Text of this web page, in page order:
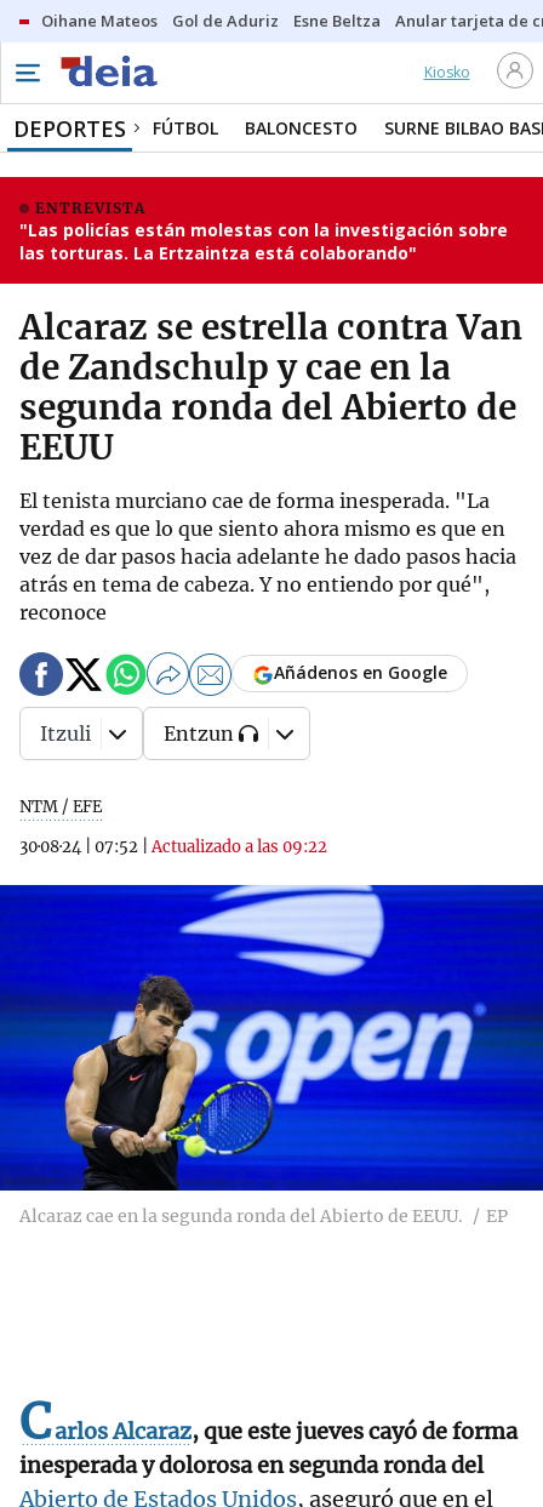
Oihane Mateos Gol de Aduriz Esne Beltza Anular tarjeta de
Kiosko
DEPORTES FÚTBOL BALONCESTO SURNE BILBAO
ENTREVISTA
"Las policías están molestas con la investigación sobre
las torturas. La Ertzaintza está colaborando"
Alcaraz se estrella contra Van
de Zandschulp y cae en la
segunda ronda del Abierto de
EEUU
El tenista murciano cae de forma inesperada. "La
verdad es que lo que siento ahora mismo es que en
vez de dar pasos hacia adelante he dado pasos hacia
atrás en tema de cabeza. Y no entiendo por qué",
reconoce
NTM / EFE
30·08·24
07:52 |Actualizado a las 09:22
Añádenos en Google
Itzuli Entzun
Alcaraz cae en la segunda ronda del Abierto de EEUU. EP
Carlos Alcaraz, que este jueves cayó de forma
inesperada y dolorosa en segunda ronda del
Abierto de Estados Unidos, aseguró que en el